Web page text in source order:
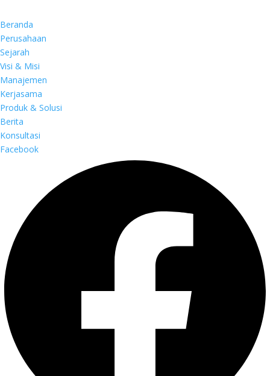
Beranda
Perusahaan
Sejarah
Visi & Misi
Manajemen
Kerjasama
Produk & Solusi
Berita
Konsultasi
Facebook